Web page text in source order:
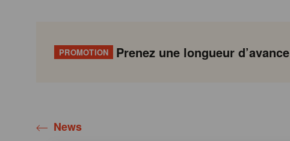
PROMOTION Prenez une longueur
News